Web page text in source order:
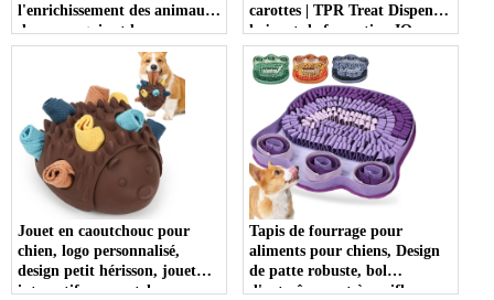
l'enrichissement des animaux
de compagnie et le
soulagement de l'ennui
carottes | TPR Treat Dispenser
le jouet de formation IQ
Jouet en caoutchouc pour
chien, logo personnalisé,
design petit hérisson, jouet
interactif en caoutchouc
Tapis de fourrage pour
aliments pour chiens, Design
de patte robuste, bol
d'entraînement à renifler,